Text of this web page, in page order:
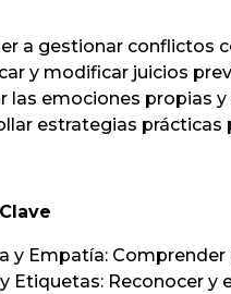
a gestionar conflictos
y modificar juicios
las emociones propias
estrategias
y Empatía:
Etiquetas: Reconocer y